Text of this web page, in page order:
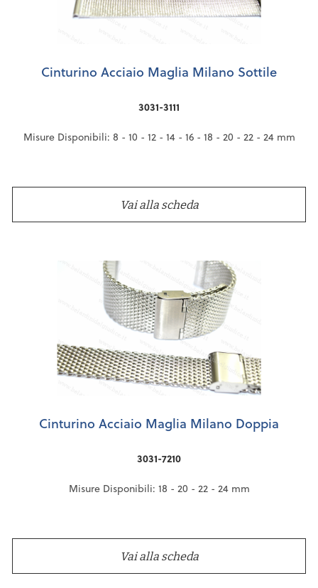
Cinturino Acciaio Maglia Milano Sottile
3031-3111
Misure Disponibili: 8 - 10 - 12 - 14 - 16 - 18 - 20 - 22 - 24 mm
Vai alla scheda
Cinturino Acciaio Maglia Milano Doppia
3031-7210
Misure Disponibili: 18 - 20 - 22 - 24 mm
Vai alla scheda